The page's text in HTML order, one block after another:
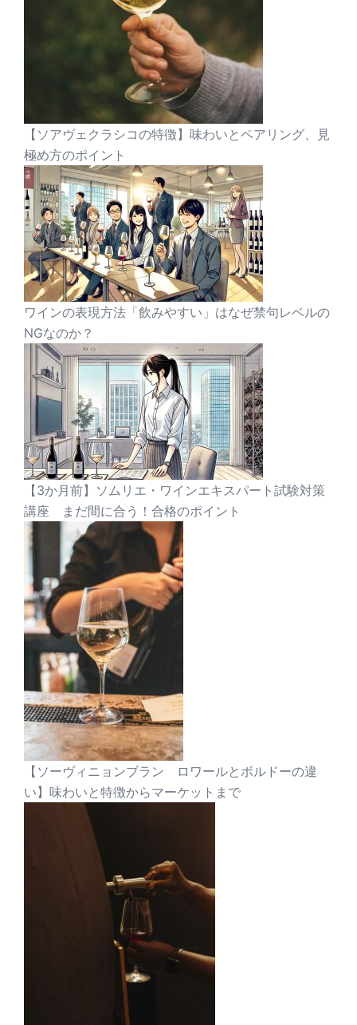
【ソアヴェクラシコの特徴】味わいとペアリング、見
極め方のポイント
ワインの表現方法「飲みやすい」はなぜ禁句レベルの
NGなのか？
【3か月前】ソムリエ・ワインエキスパート試験対策
講座 まだ間に合う！合格のポイント
【ソーヴィニョンブラン ロワールとボルドーの違
い】味わいと特徴からマーケットまで